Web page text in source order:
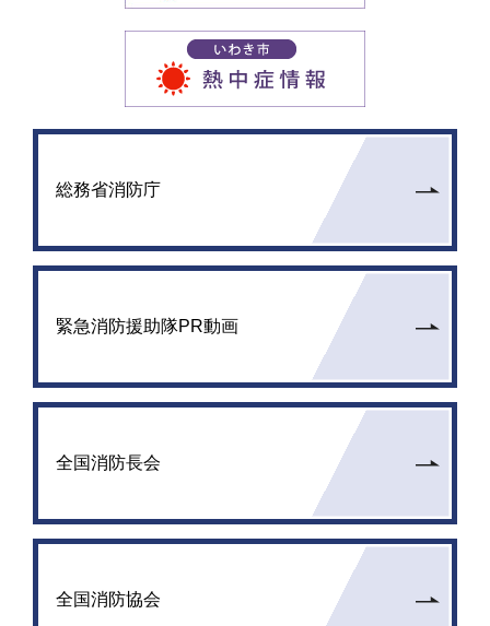
総務省消防庁
緊急消防援助隊PR動画
全国消防長会
全国消防協会